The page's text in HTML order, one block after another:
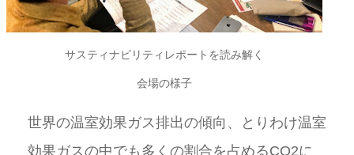
サスティナビリティレポートを読み解く
会場の様子
世界の温室効果ガス排出の傾向、とりわけ温室
効果ガスの中でも多くの割合を占めるCO2に